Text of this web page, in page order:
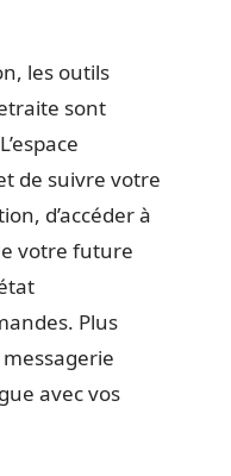
les outils
sont
de suivre votre
d’accéder à
votre future
Plus
avec vos